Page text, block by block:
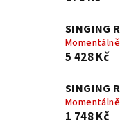
SINGING
5 428 Kč
SINGING
1 748 Kč